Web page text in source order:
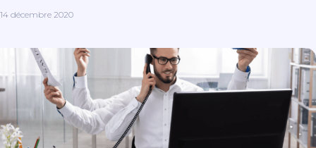
14 décembre 2020